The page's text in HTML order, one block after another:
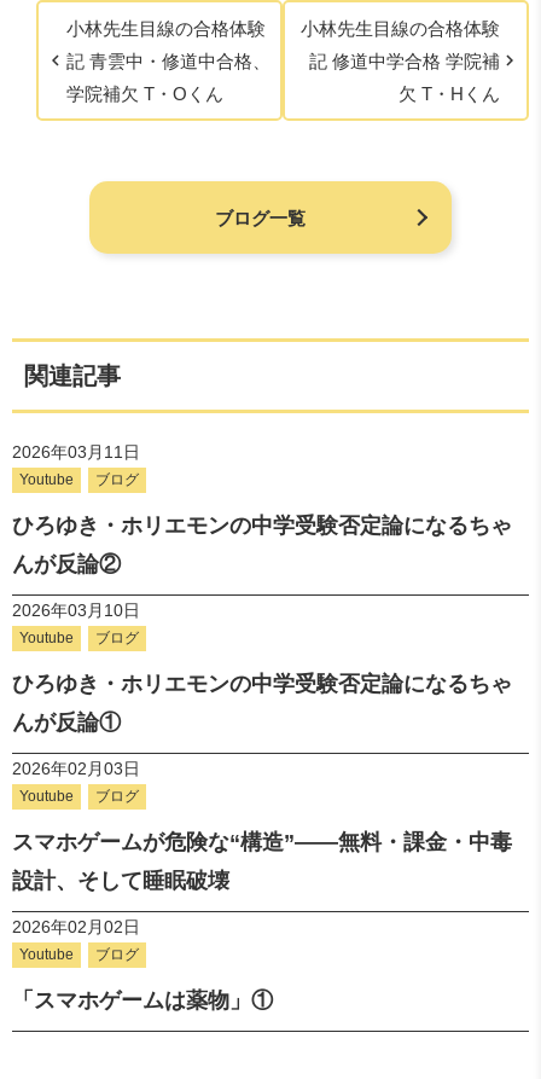
小林先生目線の合格体験
記 青雲中・修道中合格、
学院補欠 T・Oくん
小林先生目線の合格体験
記 修道中学合格 学院補
欠 T・Hくん
ブログ一覧
関連記事
2026年03月11日
Youtube ブログ
ひろゆき・ホリエモンの中学受験否定論になるちゃ
んが反論②
2026年03月10日
Youtube ブログ
ひろゆき・ホリエモンの中学受験否定論になるちゃ
んが反論①
2026年02月03日
Youtube ブログ
スマホゲームが危険な“構造”――無料・課金・中毒
設計、そして睡眠破壊
2026年02月02日
Youtube ブログ
「スマホゲームは薬物」①